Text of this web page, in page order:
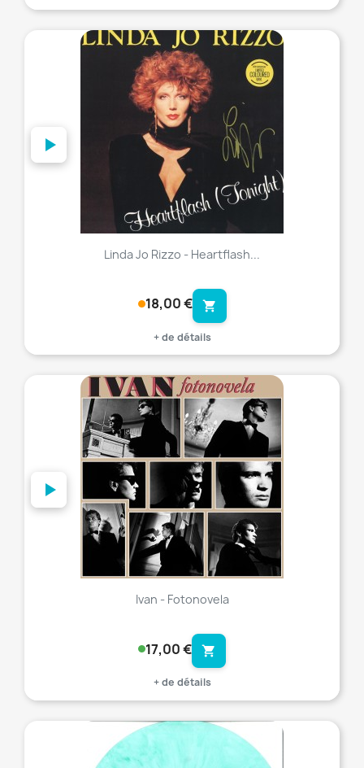
Linda Jo Rizzo - Heartflash...
18,00 € shopping_cart
+ de détails
Ivan - Fotonovela
17,00 € shopping_cart
+ de détails